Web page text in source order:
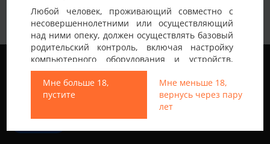
Любой человек, проживающий совместно с
несовершеннолетними или осуществляющий
над ними опеку, должен осуществлять базовый
родительский контроль, включая настройку
компьютерного оборудования и устройств,
установку программного обеспечения или
подключение услуг фильтрации от провайдера,
чтобы заблокировать доступ
несовершеннолетних к неподходящему
контенту.
Мне больше 18,
пустите
Мне меньше 18,
вернусь через пару
лет
Все права защищены © 2013-2026
Свинг знакомства не только в Украине
Мы используем файлы cookie, чтобы обеспечить
наилучшее качество работы на нашем сайте.
Подробнее узнать о том, какие файлы cookie мы
используем, или отключить их можно в разделе
Настройки.